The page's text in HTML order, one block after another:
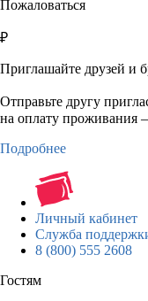
Пожаловаться
₽
Приглашайте друзей и
Отправьте другу
на оплату проживания
Подробнее
Личный кабинет
Служба
8 (800) 555 2608
Гостям